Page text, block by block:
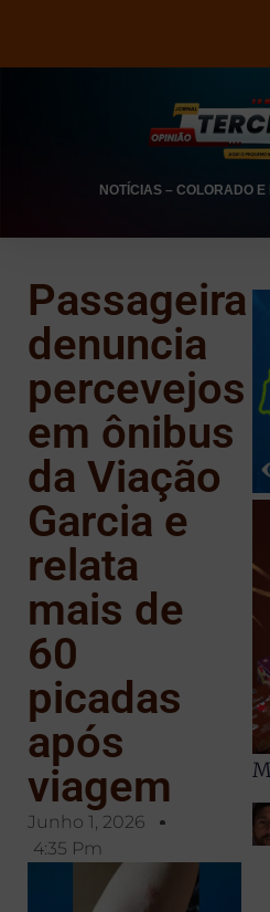
NOTÍCIAS– COLORADO E
Passageira
denuncia
percevejos
em ônibus
da Viação
Garcia e
relata
mais de
60
picadas
após
viagem
Junho 1, 2026
4:35 Pm